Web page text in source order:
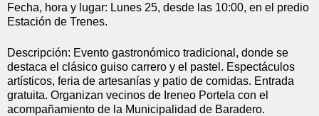
Fecha, hora y lugar: Lunes 25, desde las 10:00, en el predio
Estación de Trenes.
Descripción: Evento gastronómico tradicional, donde se
destaca el clásico guiso carrero y el pastel. Espectáculos
artísticos, feria de artesanías y patio de comidas. Entrada
gratuita. Organizan vecinos de Ireneo Portela con el
acompañamiento de la Municipalidad de Baradero.